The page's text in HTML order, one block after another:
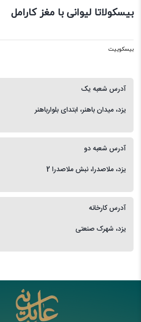
بیسکولاتا لیوانی با مغز کارامل
بیسکوییت
آدرس شعبه یک
یزد، میدان باهنر، ابتدای بلوارباهنر
آدرس شعبه دو
یزد، ملاصدرا، نبش ملاصدرا 2
آدرس کارخانه
یزد، شهرک صنعتی